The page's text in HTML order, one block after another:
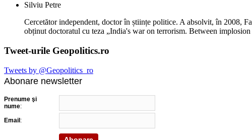
Silviu Petre
Cercetător independent, doctor în științe politice. A absolvit, în 2008,
obținut doctoratul cu teza „India's war on terrorism. Between
Tweet-urile Geopolitics.ro
Tweets by @Geopolitics_ro
Abonare newsletter
Prenume şi
nume:
Email: